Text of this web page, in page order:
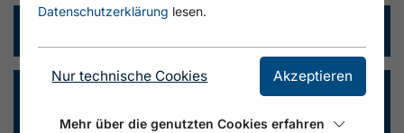
Warum hat der Achensee so wenig
Wasser?
Datenschutzerklärung lesen.
Nur technische Cookies Akzeptieren
Mehr über die genutzten Cookies erfahren